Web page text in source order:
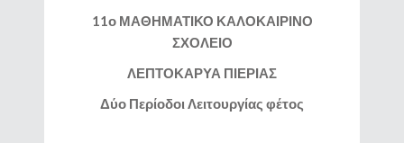
11ο ΜΑΘΗΜΑΤΙΚΟ ΚΑΛΟΚΑΙΡΙΝΟ
ΣΧΟΛΕΙΟ
ΛΕΠΤΟΚΑΡΥΑ ΠΙΕΡΙΑΣ
Δύο Περίοδοι Λειτουργίας φέτος